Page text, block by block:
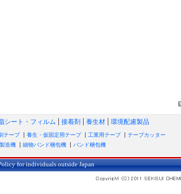
シート・フィルム 接着剤 養生材 環境配慮製品
テープ 養生・仮固定用テープ 工業用テープ
テープカッター
造機 細物バンド梱包機 バンド梱包機
for individuals outside Japan